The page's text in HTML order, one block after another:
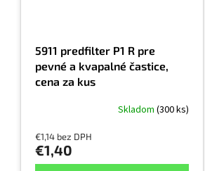
5911 predfilter P1 R pre
pevné a kvapalné častice,
cena za kus
Skladom (300 ks)
€1,14 bez DPH
€1,40